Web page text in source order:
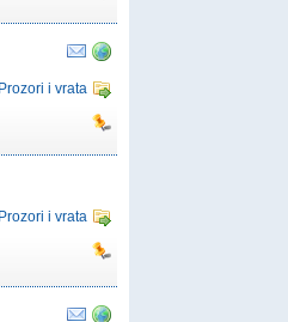
Prozori i vrata
Prozori i vrata